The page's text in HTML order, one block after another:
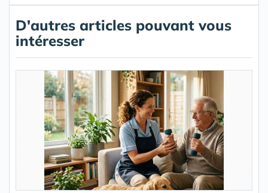
D'autres articles pouvant vous
intéresser